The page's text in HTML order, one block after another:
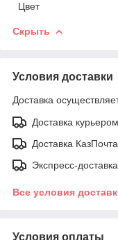
Цвет
Скрыть
Условия доставки
Доставка
Доставка курьером
Доставка КазПочта
Экспресс-доставка
Все условия
Условия оплаты